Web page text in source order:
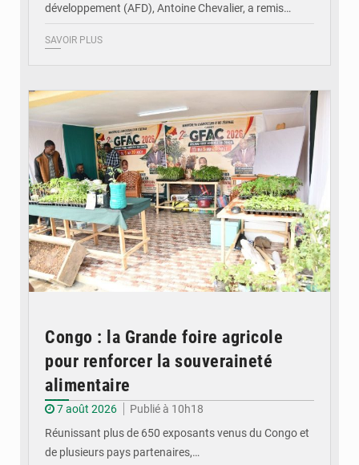
développement (AFD), Antoine Chevalier, a remis…
SAVOIR PLUS
Congo : la Grande foire agricole
pour renforcer la souveraineté
alimentaire
7 août 2026
Publié à 10h18
Réunissant plus de 650 exposants venus du Congo et
de plusieurs pays partenaires,…